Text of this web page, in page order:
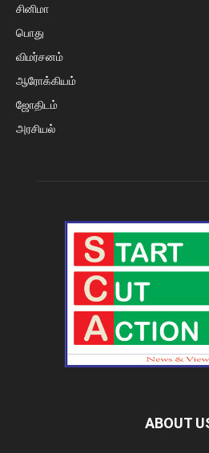
சினிமா
பொது
விமர்சனம்
ஆரோக்கியம்
ஜோதிடம்
அரசியல்
ABOUT